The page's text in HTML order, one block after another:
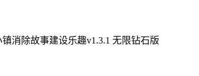
镇消除故事建设乐趣v1.3.1 无限钻石版